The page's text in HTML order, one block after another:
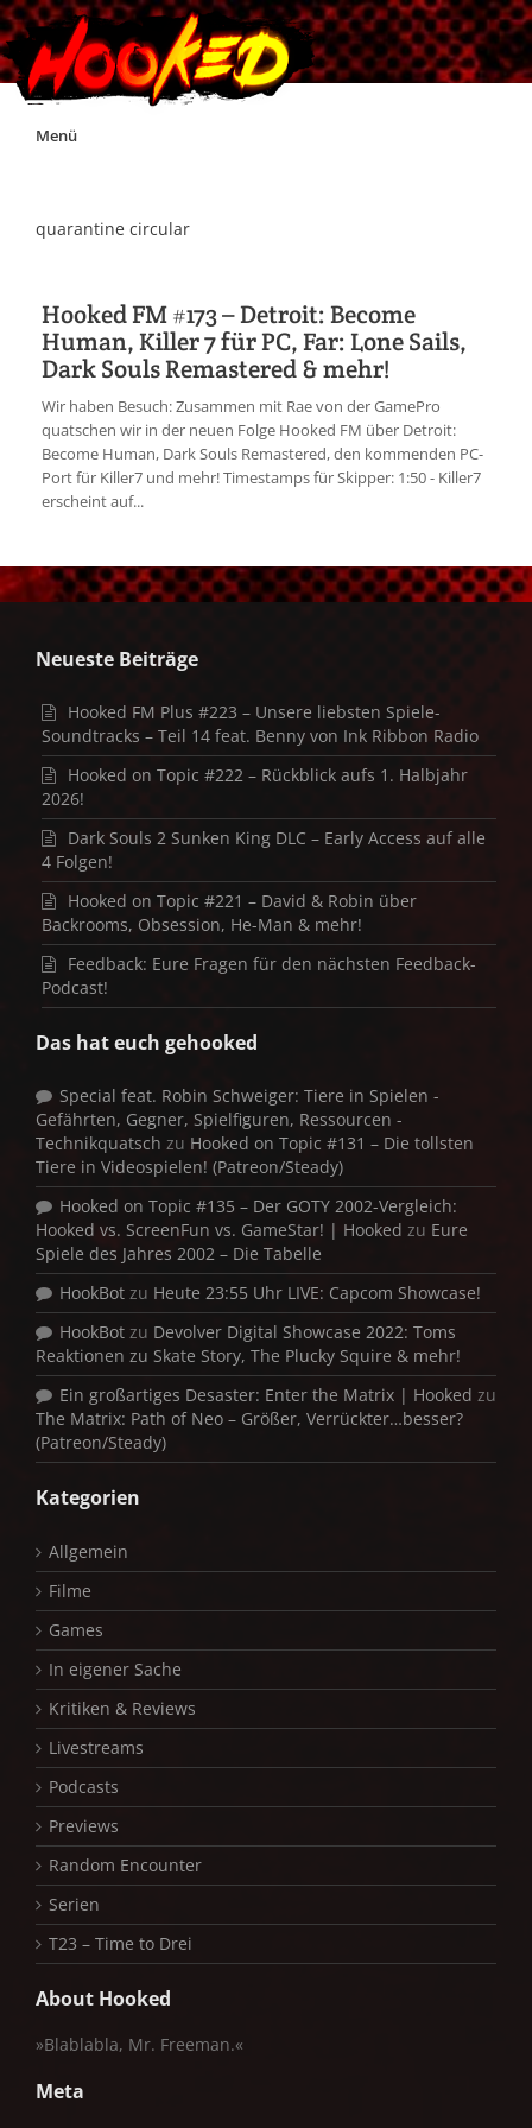
Skip
Menü
Impressum
Jobs
Discord
quarantine circular
Hooked FM #173 – Detroit: Become
Human, Killer 7 für PC, Far: Lone Sails,
Dark Souls Remastered & mehr!
Wir haben Besuch: Zusammen mit Rae von der GamePro
quatschen wir in der neuen Folge Hooked FM über Detroit:
Become Human, Dark Souls Remastered, den kommenden PC-
Port für Killer7 und mehr! Timestamps für Skipper: 1:50 - Killer7
erscheint auf...
Neueste Beiträge
Hooked FM Plus #223 – Unsere liebsten Spiele-
Soundtracks – Teil 14 feat. Benny von Ink Ribbon Radio
Hooked on Topic #222 – Rückblick aufs 1. Halbjahr
2026!
Dark Souls 2 Sunken King DLC – Early Access auf alle
4 Folgen!
Hooked on Topic #221 – David & Robin über
Backrooms, Obsession, He-Man & mehr!
Feedback: Eure Fragen für den nächsten Feedback-
Podcast!
Das hat euch gehooked
Special feat. Robin Schweiger: Tiere in Spielen -
Gefährten, Gegner, Spielfiguren, Ressourcen -
Technikquatsch zu Hooked on Topic #131 – Die tollsten
Tiere in Videospielen! (Patreon/Steady)
Hooked on Topic #135 – Der GOTY 2002-Vergleich:
Hooked vs. ScreenFun vs. GameStar! | Hooked zu Eure
Spiele des Jahres 2002 – Die Tabelle
HookBot zu Heute 23:55 Uhr LIVE: Capcom Showcase!
HookBot zu Devolver Digital Showcase 2022: Toms
Reaktionen zu Skate Story, The Plucky Squire & mehr!
Ein großartiges Desaster: Enter the Matrix | Hooked zu
The Matrix: Path of Neo – Größer, Verrückter…besser?
(Patreon/Steady)
Kategorien
Allgemein
Filme
Games
In eigener Sache
Kritiken & Reviews
Livestreams
Podcasts
Previews
Random Encounter
Serien
T23 – Time to Drei
About Hooked
»Blablabla, Mr. Freeman.«
Meta